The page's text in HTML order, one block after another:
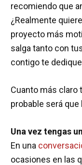
recomiendo que
¿Realmente
proyecto más
salga tanto con
contigo te
Cuanto más claro
probable será
Una vez tengas
En una
ocasiones en las